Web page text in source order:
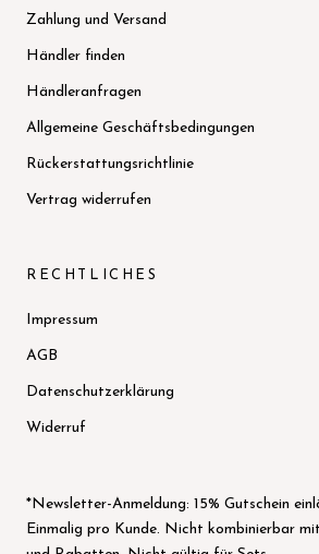
Zahlung und Versand
Händler finden
Händleranfragen
Allgemeine Geschäftsbedingungen
Rückerstattungsrichtlinie
Vertrag widerrufen
RECHTLICHES
Impressum
AGB
Datenschutzerklärung
Widerruf
*Newsletter-Anmeldung: 15% Gutschein
Einmalig pro Kunde. Nicht kombinierbar